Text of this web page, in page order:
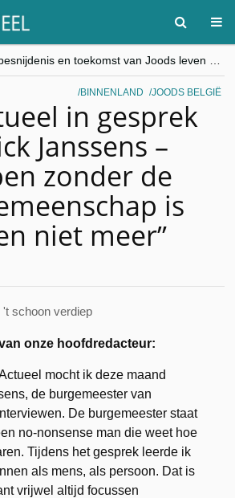
“Besnijdenisdebat toont hoe moeilijk seculiere Westen minderheden begrijpt”, Jinnih Beels (Vooruit)
CITYTRIP | ROEMENIË – Boekarest: de verrassing van Oost-Europa
BINNENLAND JOODS BELGIË
in gesprek
Janssens –
zonder de
is
niet meer”
schoon verdiep
onze hoofdredacteur:
mocht ik deze maand
de burgemeester van
De burgemeester staat
no-nonsense man die weet hoe
Tijdens het gesprek leerde ik
als mens, als persoon. Dat is
vrijwel altijd focussen